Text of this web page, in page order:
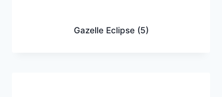
Gazelle Eclipse (5)